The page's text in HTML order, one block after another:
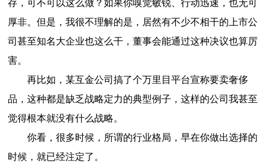
存，可不可以这么做？如果你嗅觉敏锐、行动迅速，也无可
厚非。但是，我很不理解的是，居然有不少不相干的上市公
司甚至知名大企业也这么干，董事会能通过这种决议也算厉
害。
再比如，某互金公司搞了个万里目平台宣称要卖奢侈
品，这种都是缺乏战略定力的典型例子，这样的公司我甚至
觉得根本就没有什么战略。
你看，很多时候，所谓的行业格局，早在你做出选择的
时候，就已经注定了。